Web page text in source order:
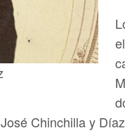
Chinchilla y